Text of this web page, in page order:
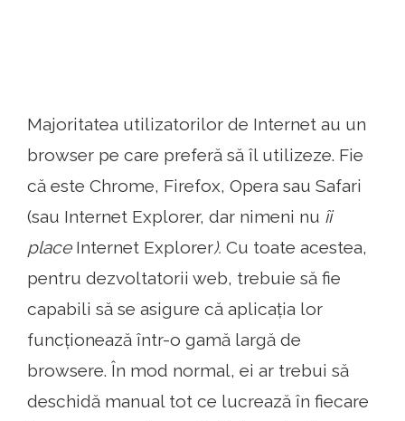
Majoritatea utilizatorilor de Internet au un
browser pe care preferă să îl utilizeze. Fie
că este Chrome, Firefox, Opera sau Safari
(sau Internet Explorer, dar nimeni nu îi
place Internet Explorer). Cu toate acestea,
pentru dezvoltatorii web, trebuie să fie
capabili să se asigure că aplicația lor
funcționează într-o gamă largă de
browsere. În mod normal, ei ar trebui să
deschidă manual tot ce lucrează în fiecare